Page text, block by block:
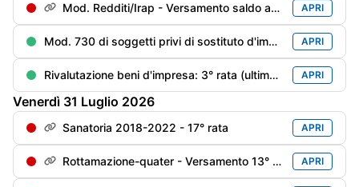
Mod. Redditi/Irap - Versamento saldo anno precedente e 1° acconto anno in corso con maggiorazione dello 0,4% APRI
Mod. 730 di soggetti privi di sostituto d'imposta/deceduti entro il 28/02/anno precedente: versamento delle imposte risultanti dal Mod. 730 con la maggior. dello 0,4% APRI
Rivalutazione beni d'impresa: 3° rata (ultima) dell’imposta sostitutiva per la rivalutazione dei beni (risultanti dal bilancio al 31/12/2018 ed al 31/12/2022) con la maggiorazione dello 0,4% APRI
Venerdì 31 Luglio 2026
Sanatoria 2018-2022 - 17° rata APRI
Rottamazione-quater - Versamento 13° di 18 rate trimestrali APRI